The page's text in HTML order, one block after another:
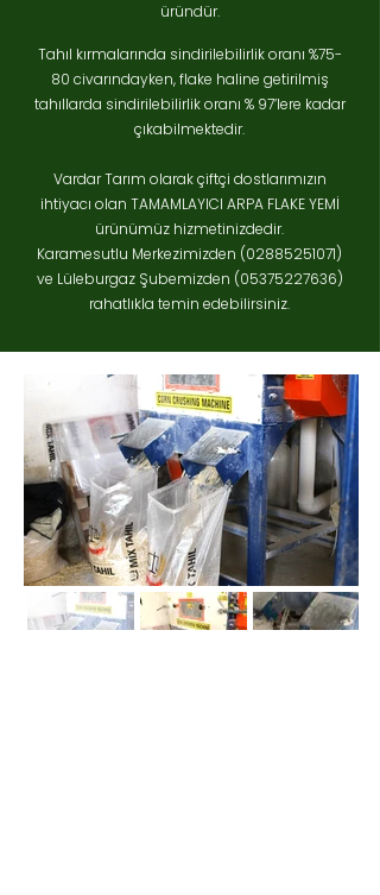
üründür.
Tahıl kırmalarında sindirilebilirlik oranı %75-
80 civarındayken, flake haline getirilmiş
tahıllarda sindirilebilirlik oranı % 97’lere kadar
çıkabilmektedir.
Vardar Tarım olarak çiftçi dostlarımızın
ihtiyacı olan TAMAMLAYICI ARPA FLAKE YEMİ
ürünümüz hizmetinizdedir.
Karamesutlu Merkezimizden (02885251071)
ve Lüleburgaz Şubemizden (05375227636)
rahatlıkla temin edebilirsiniz.